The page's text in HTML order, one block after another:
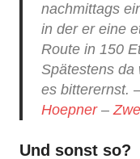
nachmittags
in der er eine
Route in 150
Spätestens da
es bitterernst.
Hoepner–
Und sonst so?